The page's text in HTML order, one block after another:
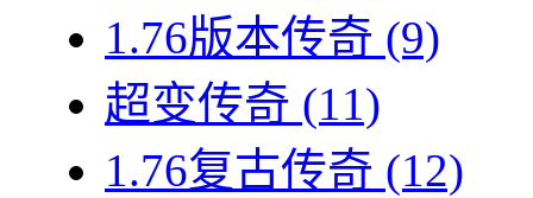
1.76版本传奇 (9)
超变传奇 (11)
1.76复古传奇 (12)